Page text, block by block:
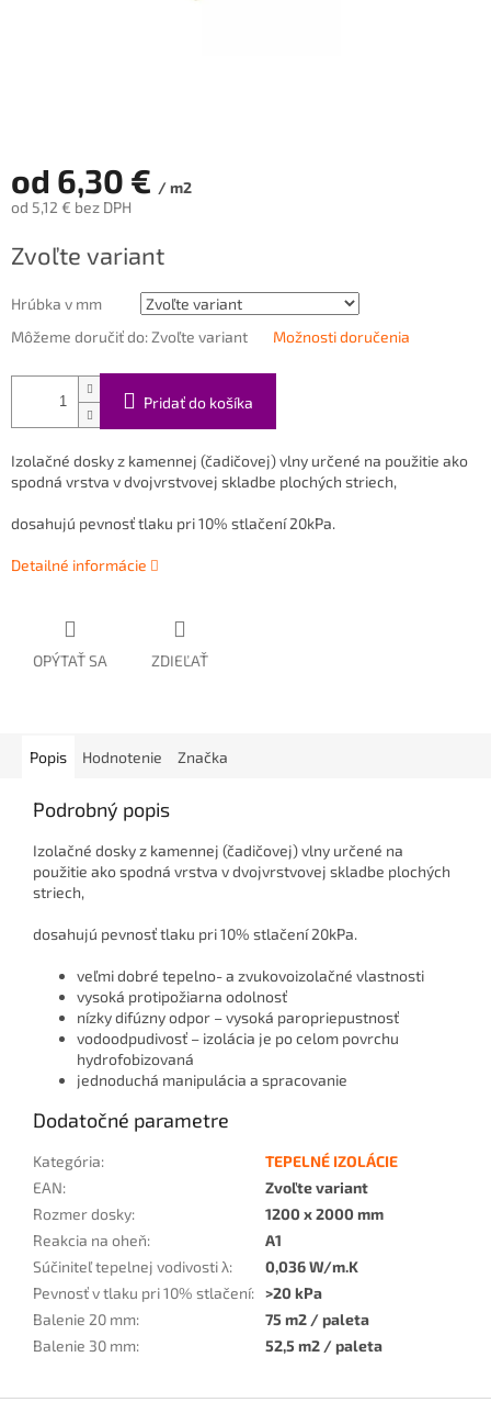
od 6,30 € / m2
od 5,12 € bez DPH
cena:
Zvoľte variant
Hrúbka v mm
Môžeme doručiť do: Zvoľte variant Možnosti doručenia
Pridať do košíka
Izolačné dosky z kamennej (čadičovej) vlny určené na použitie ako
spodná vrstva v dvojvrstvovej skladbe plochých striech,
dosahujú pevnosť tlaku pri 10% stlačení 20kPa.
Detailné informácie
OPÝTAŤ SA ZDIEĽAŤ
Popis Hodnotenie Značka
Podrobný popis
Izolačné dosky z kamennej (čadičovej) vlny určené na
použitie ako spodná vrstva v dvojvrstvovej skladbe plochých
striech,
dosahujú pevnosť tlaku pri 10% stlačení 20kPa.
veľmi dobré tepelno- a zvukovoizolačné vlastnosti
vysoká protipožiarna odolnosť
nízky difúzny odpor – vysoká paropriepustnosť
vodoodpudivosť – izolácia je po celom povrchu
hydrofobizovaná
jednoduchá manipulácia a spracovanie
Dodatočné parametre
Kategória:
TEPELNÉ IZOLÁCIE
EAN:
Zvoľte variant
Rozmer dosky:
1200 x 2000 mm
Reakcia na oheň:
A1
Súčiniteľ tepelnej vodivosti λ:
0,036 W/m.K
Pevnosť v tlaku pri 10% stlačení: >20 kPa
Balenie 20 mm:
75 m2 / paleta
Balenie 30 mm: 52,5 m2 / paleta